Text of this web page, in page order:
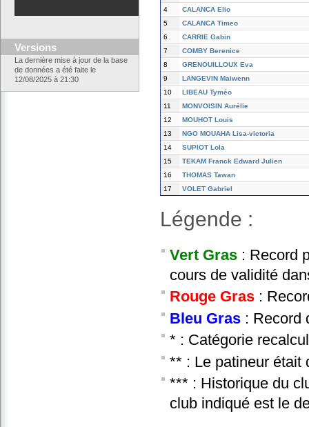
Versions
La dernière mise à jour de la base
de données a été faite le
12/08/2025 à 21:30
4
CALANCA Elio
5
CALANCA Timeo
6
CARRIE Gabin
7
COMBY Berenice
8
GRENOUILLOUX Eva
9
LANGEVIN Maiwenn
10
LIBEAU Tyméo
11
MONVOISIN Aurélie
12
MOUHOT Louis
13
NGO MOUAHA Lisa-victoria
14
SUPIOT Lola
15
TEKAM Franck Edward Julien
16
THOMAS Tawan
17
VOLET Gabriel
Légende :
Vert Gras : Record
cours de validité
Rouge Gras :
Bleu Gras : Record
* : Catégorie
** : Le patineur était
*** : Historique du
club indiqué est le